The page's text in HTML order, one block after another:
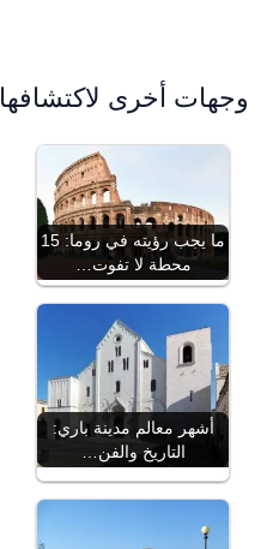
وجهات أخرى لاكتشافها
ما يجب رؤيته في روما: 15
محطة لا تفوت…
أشهر معالم مدينة باري:
التاريخ والفن…